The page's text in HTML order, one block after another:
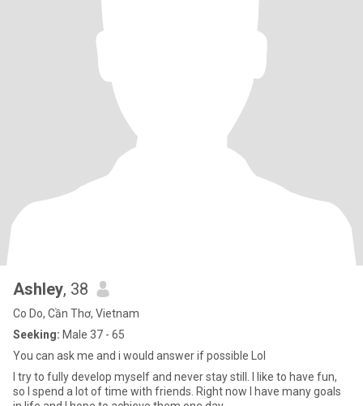
Ashley, 38
Co Do, Cần Thơ, Vietnam
Seeking: Male 37 - 65
You can ask me and i would answer if possible Lol
I try to fully develop myself and never stay still. I like to have fun,
so I spend a lot of time with friends. Right now I have many goals